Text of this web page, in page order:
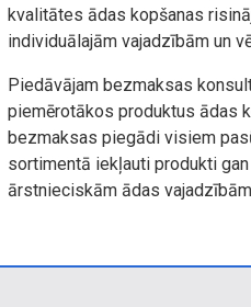
kvalitātes ādas kopšanas
individuālajām vajadzībām un
Piedāvājam bezmaksas
piemērotākos produktus ādas
bezmaksas piegādi visiem
sortimentā iekļauti produkti
ārstnieciskām ādas